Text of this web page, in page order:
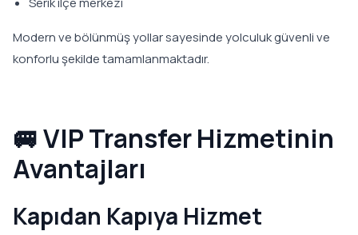
Modern ve bölünmüş yollar sayesinde yolculuk güvenli ve
konforlu şekilde tamamlanmaktadır.
🚐 VIP Transfer Hizmetinin
Avantajları
Kapıdan Kapıya Hizmet